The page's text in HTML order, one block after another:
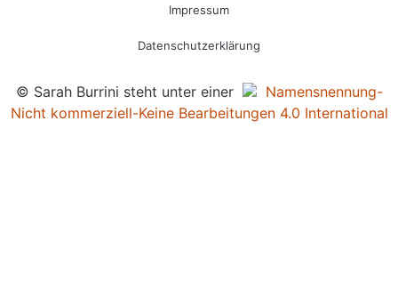
Impressum
Datenschutzerklärung
© Sarah Burrini steht unter einer
Namensnennung-
Nicht kommerziell-Keine Bearbeitungen 4.0 International